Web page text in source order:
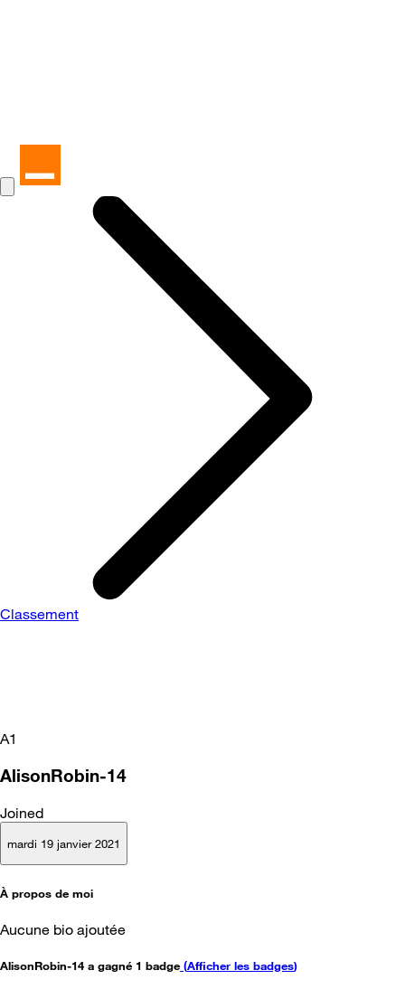
Classement
A1
AlisonRobin-14
Joined
mardi 19 janvier 2021
À propos de moi
Aucune bio ajoutée
AlisonRobin-14 a gagné 1 badge (Afficher les badges)